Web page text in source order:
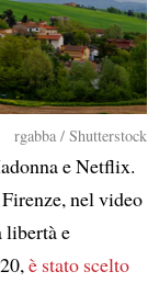
rgabba / Shutterstock
e Netflix.
nel video
libertà e
è stato scelto